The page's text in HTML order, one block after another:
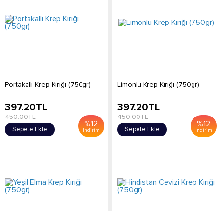
Portakallı Krep Kırığı (750gr)
%12
İndirim
397.20TL
450.00TL
Sepete Ekle
Limonlu Krep Kırığı (750gr)
%12
İndirim
397.20TL
450.00TL
Sepete Ekle